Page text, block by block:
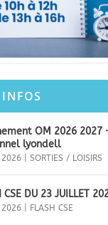
OM 2026 2027
lyondell
|SORTIES / LOISIRS
CSE DU 23 JUILLET
FLASH CSE